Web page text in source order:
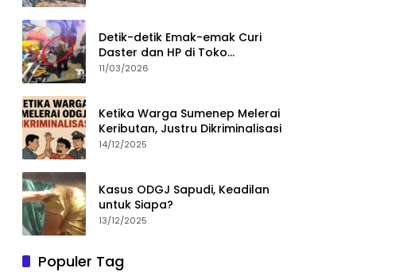
Detik-detik Emak-emak Curi
Daster dan HP di Toko
Sumenep, Aksi Terekam CCTV
11/03/2026
Ketika Warga Sumenep Melerai
Keributan, Justru Dikriminalisasi
14/12/2025
Kasus ODGJ Sapudi, Keadilan
untuk Siapa?
13/12/2025
Populer Tag